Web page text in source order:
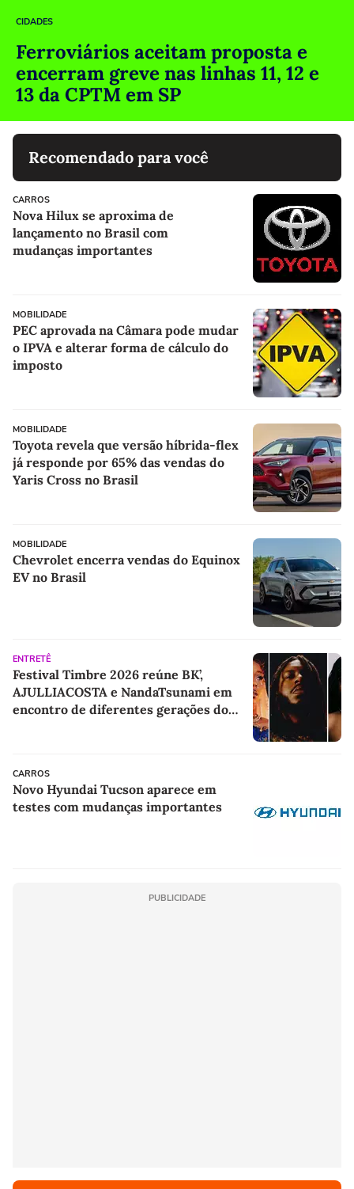
CIDADES
Ferroviários aceitam proposta e
encerram greve nas linhas 11, 12 e
13 da CPTM em SP
Recomendado para você
CARROS
Nova Hilux se aproxima de
lançamento no Brasil com
mudanças importantes
MOBILIDADE
PEC aprovada na Câmara pode mudar
o IPVA e alterar forma de cálculo do
imposto
MOBILIDADE
Toyota revela que versão híbrida-flex
já responde por 65% das vendas do
Yaris Cross no Brasil
MOBILIDADE
Chevrolet encerra vendas do Equinox
EV no Brasil
ENTRETÊ
Festival Timbre 2026 reúne BK’,
AJULLIACOSTA e NandaTsunami em
encontro de diferentes gerações do
CARROS
Novo Hyundai Tucson aparece em
testes com mudanças importantes
PUBLICIDADE